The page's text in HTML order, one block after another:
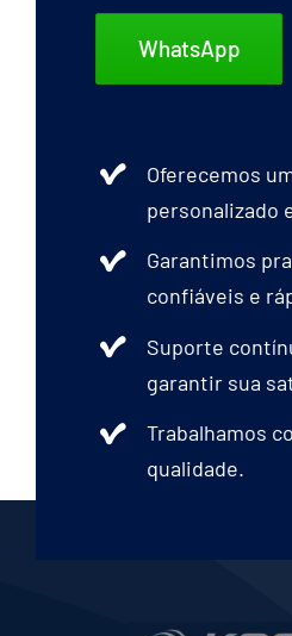
WhatsApp
Oferecemos
personalizado
Garantimos
confiáveis e
Suporte
garantir sua
Trabalhamos
qualidade.